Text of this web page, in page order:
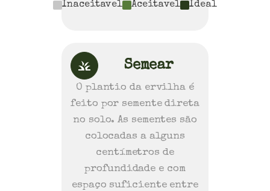
Inaceitavel Aceitavel Ideal
Semear
O plantio da ervilha é
feito por semente direta
no solo. As sementes são
colocadas a alguns
centímetros de
profundidade e com
espaço suficiente entre